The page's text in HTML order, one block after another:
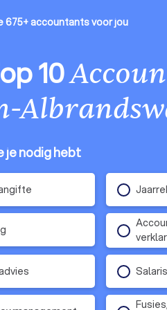
675+ accountantsvoor jou
10
je nodig hebt